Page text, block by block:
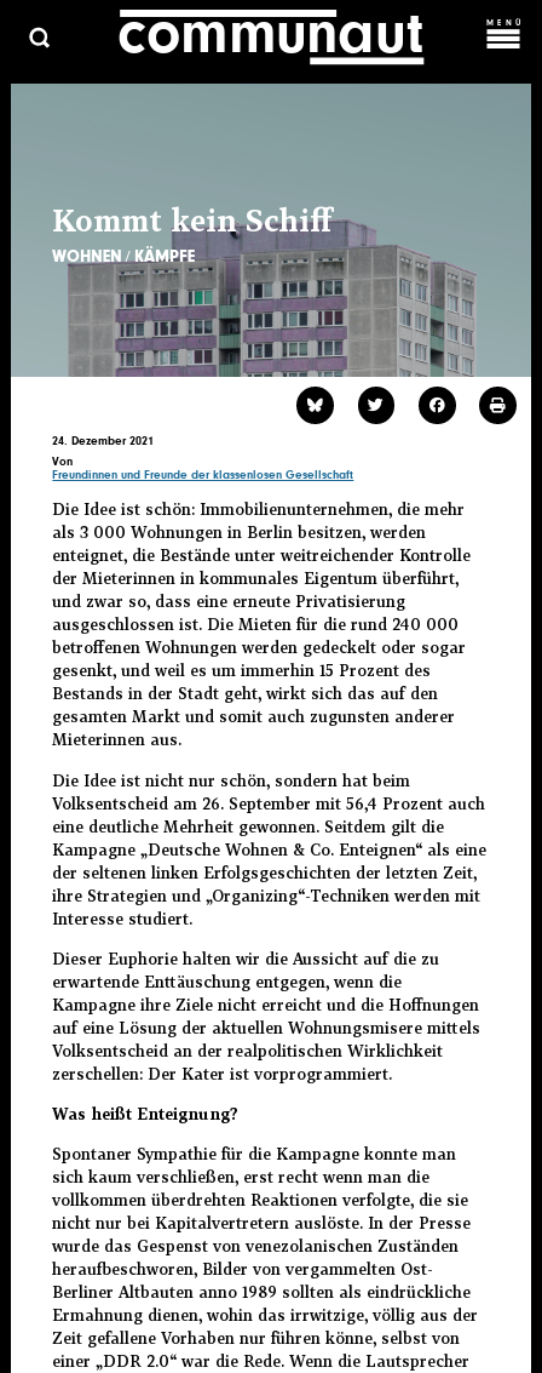
zum
Inhalt
communaut MENÜ
KONTAKT & MITARBEIT
Kommt kein Schiff
WOHNEN KÄMPFE
24. Dezember 2021
Von
Freundinnen und Freunde der klassenlosen Gesellschaft
Die Idee ist schön: Immobilienunternehmen, die mehr
als 3 000 Wohnungen in Berlin besitzen, werden
enteignet, die Bestände unter weitreichender Kontrolle
der Mieterinnen in kommunales Eigentum überführt,
und zwar so, dass eine erneute Privatisierung
ausgeschlossen ist. Die Mieten für die rund 240 000
betroffenen Wohnungen werden gedeckelt oder sogar
gesenkt, und weil es um immerhin 15 Prozent des
Bestands in der Stadt geht, wirkt sich das auf den
gesamten Markt und somit auch zugunsten anderer
Mieterinnen aus.
Die Idee ist nicht nur schön, sondern hat beim
Volksentscheid am 26. September mit 56,4 Prozent auch
eine deutliche Mehrheit gewonnen. Seitdem gilt die
Kampagne „Deutsche Wohnen & Co. Enteignen“ als eine
der seltenen linken Erfolgsgeschichten der letzten Zeit,
ihre Strategien und „Organizing“-Techniken werden mit
Interesse studiert.
Dieser Euphorie halten wir die Aussicht auf die zu
erwartende Enttäuschung entgegen, wenn die
Kampagne ihre Ziele nicht erreicht und die Hoffnungen
auf eine Lösung der aktuellen Wohnungsmisere mittels
Volksentscheid an der realpolitischen Wirklichkeit
zerschellen: Der Kater ist vorprogrammiert.
Was heißt Enteignung?
Spontaner Sympathie für die Kampagne konnte man
sich kaum verschließen, erst recht wenn man die
vollkommen überdrehten Reaktionen verfolgte, die sie
nicht nur bei Kapitalvertretern auslöste. In der Presse
wurde das Gespenst von venezolanischen Zuständen
heraufbeschworen, Bilder von vergammelten Ost-
Berliner Altbauten anno 1989 sollten als eindrückliche
Ermahnung dienen, wohin das irrwitzige, völlig aus der
Zeit gefallene Vorhaben nur führen könne, selbst von
einer „DDR 2.0“ war die Rede. Wenn die Lautsprecher